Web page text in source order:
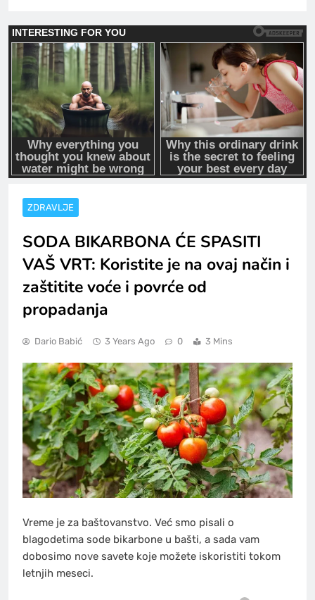
ZDRAVLJE
SODA BIKARBONA ĆE SPASITI
VAŠ VRT: Koristite je na ovaj način i
zaštitite voće i povrće od
propadanja
Dario Babić 3 Years Ago 0 3 Mins
Vreme je za baštovanstvo. Već smo pisali o
blagodetima sode bikarbone u bašti, a sada vam
dobosimo nove savete koje možete iskoristiti tokom
letnjih meseci.